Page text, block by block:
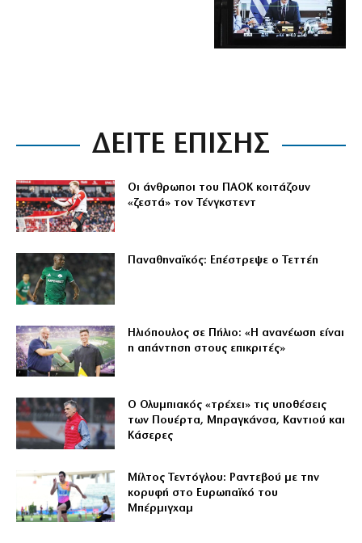
ΔΕΙΤΕ ΕΠΙΣΗΣ
Οι άνθρωποι του ΠΑΟΚ κοιτάζουν
«ζεστά» τον Τένγκστεντ
Παναθηναϊκός: Επέστρεψε ο Τεττέη
Ηλιόπουλος σε Πήλιο: «Η ανανέωση είναι
η απάντηση στους επικριτές»
Ο Ολυμπιακός «τρέχει» τις υποθέσεις
των Πουέρτα, Μπραγκάνσα, Καντιού και
Κάσερες
Μίλτος Τεντόγλου: Ραντεβού με την
κορυφή στο Ευρωπαϊκό του
Μπέρμιγχαμ